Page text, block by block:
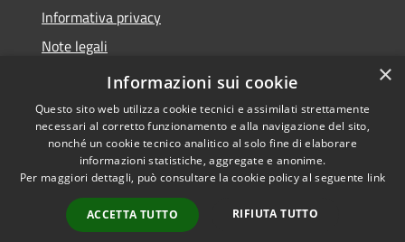
Informativa privacy
Note legali
Dichiarazione di accessibilità
Accessibilità
Copyright © 2026 • Comune di
Castel d'Ario • Powered by
Municipium•
×
Informazioni sui cookie
Questo sito web utilizza cookie tecnici e assimilati strettamente
necessari al corretto funzionamento e alla navigazione del sito,
nonché un cookie tecnico analitico al solo fine di elaborare
informazioni statistiche, aggregate e anonime.
Per maggiori dettagli, può consultare la cookie policy al seguente link
ACCETTA TUTTO RIFIUTA TUTTO